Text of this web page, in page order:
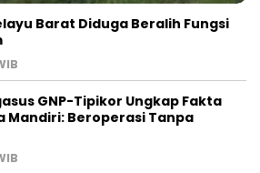
Barat Diduga Beralih Fungsi
GNP-Tipikor Ungkap Fakta
Mandiri: Beroperasi Tanpa